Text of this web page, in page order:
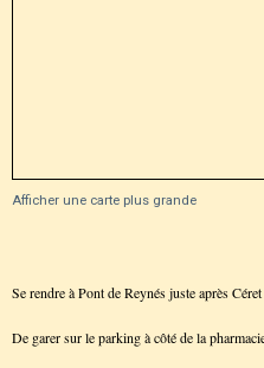
Afficher une carte plus grande
Se rendre à Pont de Reynés juste après
De garer sur le parking à côté de la